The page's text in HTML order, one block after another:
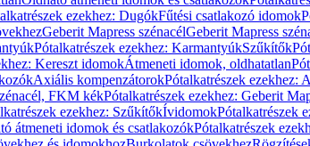
ezekhez: DugókFűtési csatlakozó idomok
Geberit Mapress szénacélGeberit Mapress
Pótalkatrészek ezekhez: KarmantyúkSzűkítők
Kereszt idomokÁtmeneti idomok, oldhatatlan
Axiális kompenzátorokPótalkatrészek ezekhez:
FKM kékPótalkatrészek ezekhez: Geberit
ezekhez: SzűkítőkÍvidomokPótalkatrészek
átmeneti idomok és csatlakozókPótalkatrészek